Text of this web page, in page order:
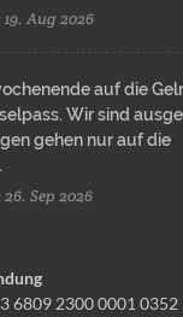
Aug 2026
auf die
Wir sind
gehen nur auf die
Sep 2026
6809 2300 0001 0352